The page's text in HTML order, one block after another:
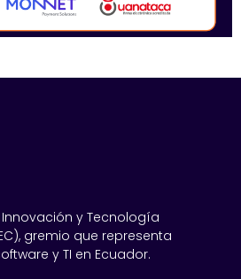
y Tecnología
gremio que representa
y TI en Ecuador.